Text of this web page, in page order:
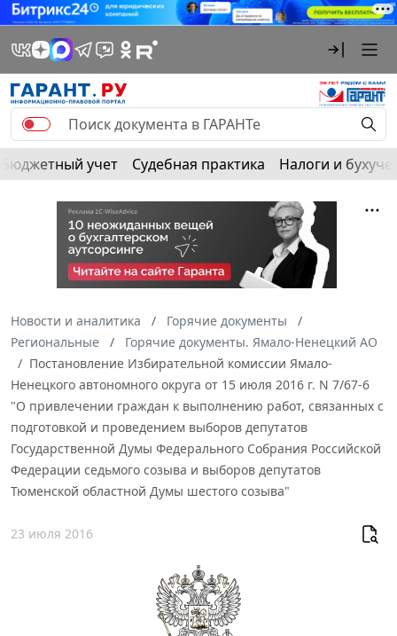
Бюджетный учет Судебная практика Налоги и
Новости и аналитика
Горячие документы
Региональные
Горячие документы. Ямало-Ненецкий АО
Постановление Избирательной комиссии Ямало-
Ненецкого автономного округа от 15 июля 2016 г. N 7/67-6
"О привлечении граждан к выполнению работ, связанных с
подготовкой и проведением выборов депутатов
Государственной Думы Федерального Собрания Российской
Федерации седьмого созыва и выборов депутатов
Тюменской областной Думы шестого созыва"
23 июля 2016